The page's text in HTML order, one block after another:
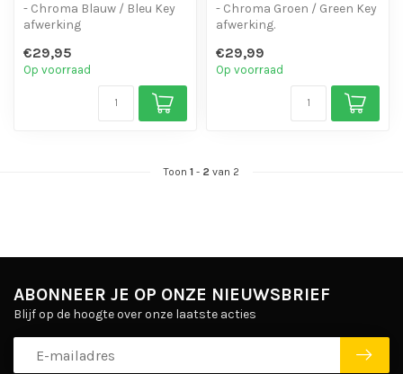
- Chroma Blauw / Bleu Key
afwerking
lengte en breedte...
€29,95
Op voorraad
- Chroma Groen / Green Key
afwerking.
lengte en breed...
€29,99
Op voorraad
Toon 1 - 2 van 2
ABONNEER JE OP ONZE NIEUWSBRIEF
Blijf op de hoogte over onze laatste acties